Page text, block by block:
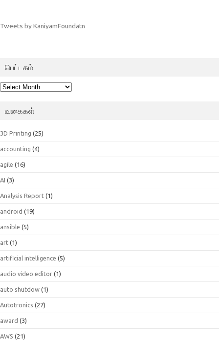
Tweets by KaniyamFoundatn
பெட்டகம்
பெட்டகம்
வகைகள்
3D Printing (25)
accounting (4)
agile (16)
AI (3)
Analysis Report (1)
android (19)
ansible (5)
art (1)
artificial intelligence (5)
audio video editor (1)
auto shutdow (1)
Autotronics (27)
award (3)
AWS (21)